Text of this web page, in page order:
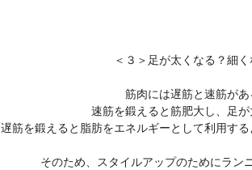
＜３＞足が太くなる？細
筋肉には遅筋と速筋が
速筋を鍛えると筋肥大し、足
遅筋を鍛えると脂肪をエネルギーとして利用す
そのため、スタイルアップのためにラン